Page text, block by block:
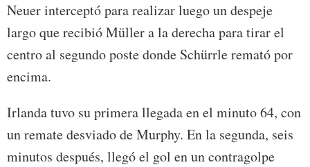
Neuer interceptó para realizar luego un despeje
largo que recibió Müller a la derecha para tirar el
centro al segundo poste donde Schürrle remató por
encima.
Irlanda tuvo su primera llegada en el minuto 64, con
un remate desviado de Murphy. En la segunda, seis
minutos después, llegó el gol en un contragolpe